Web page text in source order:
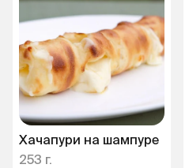
Хачапури на шампуре
253 г.